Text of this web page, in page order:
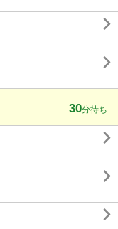


30分待ち


